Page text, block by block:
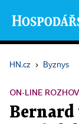
HN.cz › Byznys
ON-LINE
Bernard